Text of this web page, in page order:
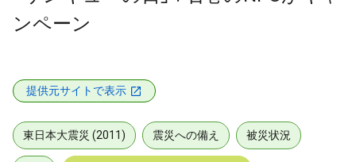
ンペーン
提供元サイトで表示
東日本大震災 (2011) 震災への備え 被災状況